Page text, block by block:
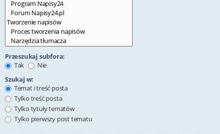
Przeszukaj subfora:
Tak
Nie
Szukaj w:
Temat i treść posta
Tylko treść posta
Tylko tytuły tematów
Tylko pierwszy post tematu